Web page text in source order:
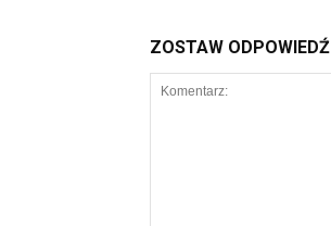
ZOSTAW ODPOWIEDŹ